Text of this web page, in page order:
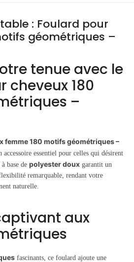
: Foulard pour
géométriques –
tenue avec le
cheveux 180
–
femme 180 motifs géométriques –
accessoire essentiel pour celles qui désirent
base de polyester doux garantit un
remarquable, rendant votre
naturelle.
aux
fascinants, ce foulard ajoute une